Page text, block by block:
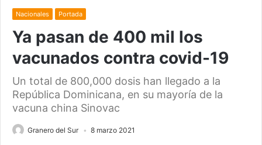
Nacionales Portada
Ya pasan de 400 mil los
vacunados contra covid-19
Un total de 800,000 dosis han llegado a la
República Dominicana, en su mayoría de la
vacuna china Sinovac
Granero del Sur 8 marzo 2021